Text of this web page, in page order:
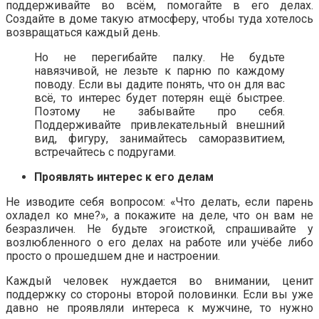
поддерживайте во всём, помогайте в его делах.
Создайте в доме такую атмосферу, чтобы туда хотелось
возвращаться каждый день.
Но не перегибайте палку. Не будьте
навязчивой, не лезьте к парню по каждому
поводу. Если вы дадите понять, что он для вас
всё, то интерес будет потерян ещё быстрее.
Поэтому не забывайте про себя.
Поддерживайте привлекательный внешний
вид, фигуру, занимайтесь саморазвитием,
встречайтесь с подругами.
Проявлять интерес к его делам
Не изводите себя вопросом: «Что делать, если парень
охладел ко мне?», а покажите на деле, что он вам не
безразличен. Не будьте эгоисткой, спрашивайте у
возлюбленного о его делах на работе или учёбе либо
просто о прошедшем дне и настроении.
Каждый человек нуждается во внимании, ценит
поддержку со стороны второй половинки. Если вы уже
давно не проявляли интереса к мужчине, то нужно